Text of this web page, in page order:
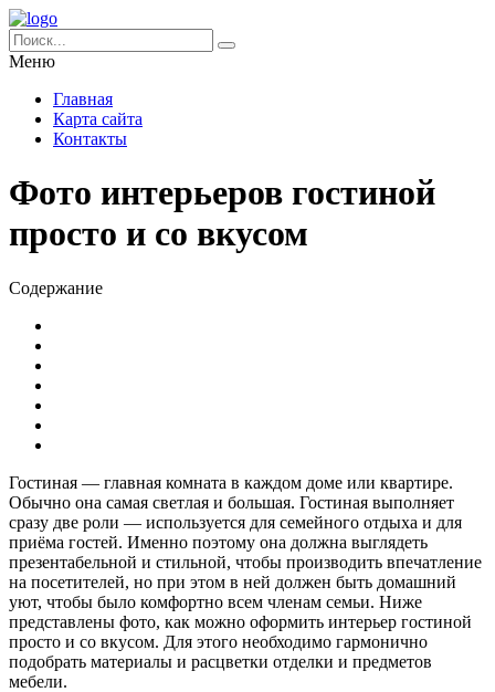
Меню
Главная
Карта сайта
Контакты
Фото интерьеров гостиной
просто и со вкусом
Содержание
Гостиная — главная комната в каждом доме или квартире.
Обычно она самая светлая и большая. Гостиная выполняет
сразу две роли — используется для семейного отдыха и для
приёма гостей. Именно поэтому она должна выглядеть
презентабельной и стильной, чтобы производить впечатление
на посетителей, но при этом в ней должен быть домашний
уют, чтобы было комфортно всем членам семьи. Ниже
представлены фото, как можно оформить интерьер гостиной
просто и со вкусом. Для этого необходимо гармонично
подобрать материалы и расцветки отделки и предметов
мебели.